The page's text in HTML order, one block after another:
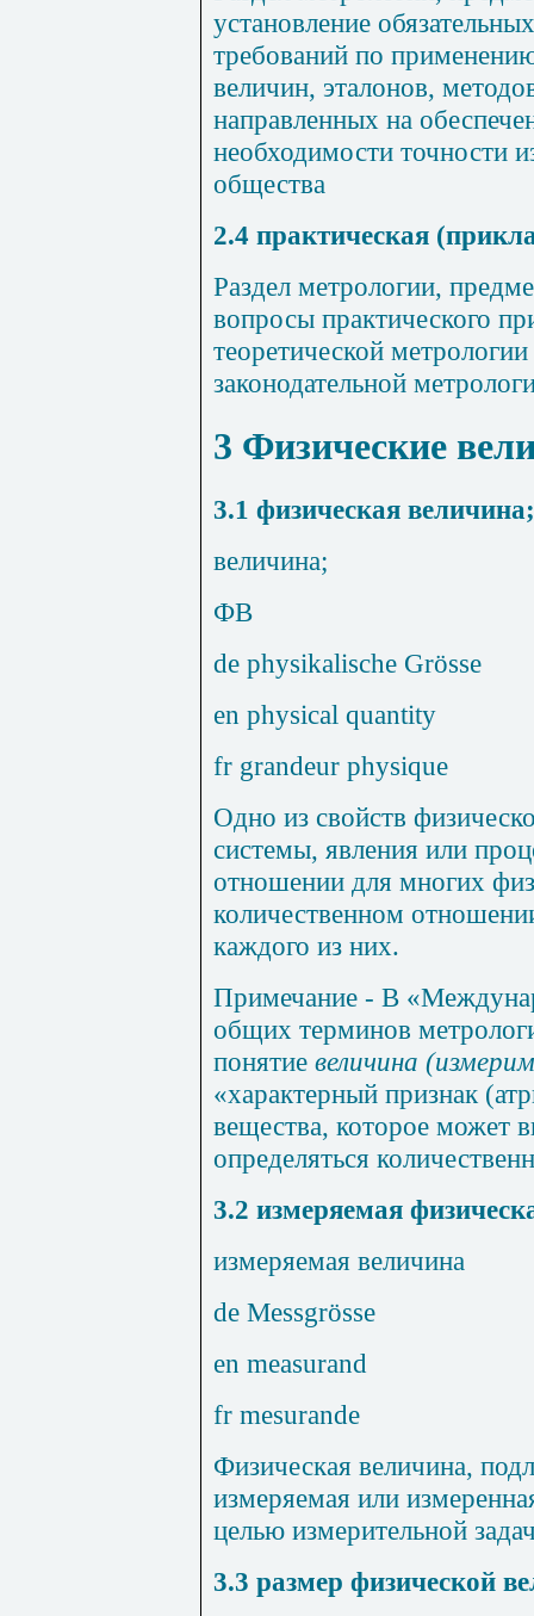
установление
требований по
величин, эталонов,
направленных на
необходимости точности
общества
2.4 практическая
Раздел метрологии,
вопросы практического
теоретической
законодательной
3 Физические
3.1 физическая величина;
величина;
ФВ
de physikalische Grösse
en physical quantity
fr grandeur physique
Одно из свойств
системы, явления или
отношении для многих
количественном
каждого из них.
Примечание - В
общих терминов
понятие величина
«характерный признак
вещества, которое может
определяться
3.2 измеряемая
измеряемая величина
de Messgrösse
en measurand
fr mesurande
Физическая величина,
измеряемая или
целью измерительной
3.3 размер физической